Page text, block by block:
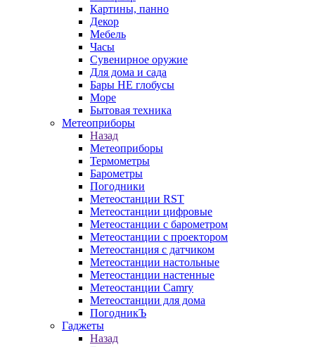
Картины, панно
Декор
Мебель
Часы
Сувенирное оружие
Для дома и сада
Бары НЕ глобусы
Море
Бытовая техника
Метеоприборы
Назад
Метеоприборы
Термометры
Барометры
Погодники
Метеостанции RST
Метеостанции цифровые
Метеостанции с барометром
Метеостанции с проектором
Метеостанция с датчиком
Метеостанции настольные
Метеостанции настенные
Метеостанции Camry
Метеостанции для дома
ПогодникЪ
Гаджеты
Назад